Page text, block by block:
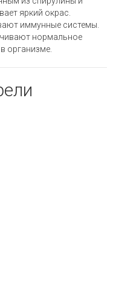
яркий окрас.
иммунные системы.
нормальное
организме.